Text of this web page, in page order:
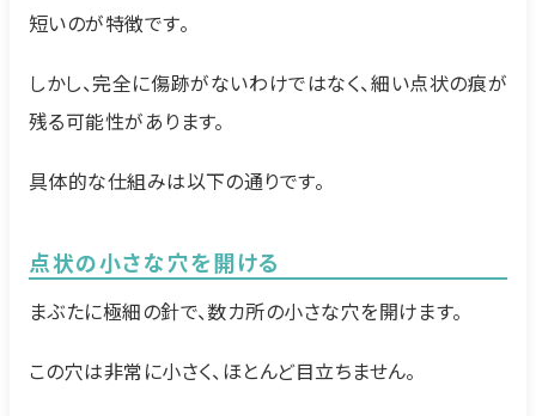
短いのが特徴です。
しかし、完全に傷跡がないわけではなく、細い点状の痕が
残る可能性があります。
具体的な仕組みは以下の通りです。
点状の小さな穴を開ける
まぶたに極細の針で、数カ所の小さな穴を開けます。
この穴は非常に小さく、ほとんど目立ちません。